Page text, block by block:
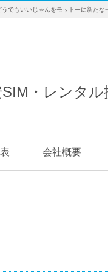
でもいいじゃんをモットーに新たな
・レンタル
会社概要